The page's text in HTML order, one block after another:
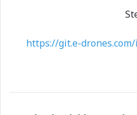
https://git.e-